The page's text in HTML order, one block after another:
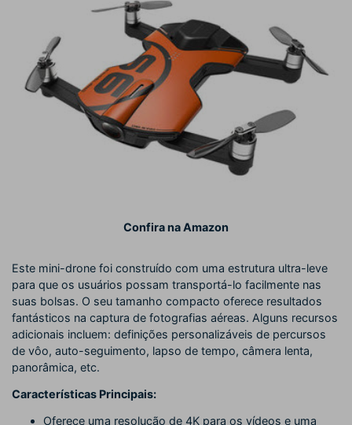
Confira na Amazon
Este mini-drone foi construído com uma estrutura ultra-leve
para que os usuários possam transportá-lo facilmente nas
suas bolsas. O seu tamanho compacto oferece resultados
fantásticos na captura de fotografias aéreas. Alguns recursos
adicionais incluem: definições personalizáveis de percursos
de vôo, auto-seguimento, lapso de tempo, câmera lenta,
panorâmica, etc.
Características Principais:
Oferece uma resolução de 4K para os vídeos e uma